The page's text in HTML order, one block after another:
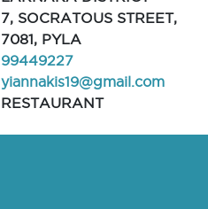
7, SOCRATOUS STREET,
7081, PYLA
99449227
yiannakis19@gmail.com
RESTAURANT